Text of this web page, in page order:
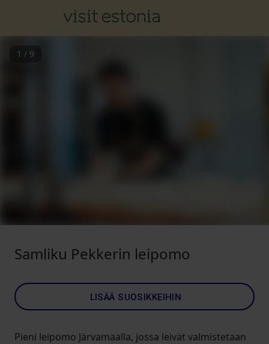
1 / 9
Samliku Pekkerin leipomo
LISÄÄ SUOSIKKEIHIN
Pieni leipomo Järvamaalla, jossa leivät valmistetaan